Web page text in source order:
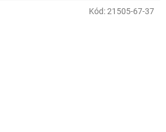
Kód:21505-67-37